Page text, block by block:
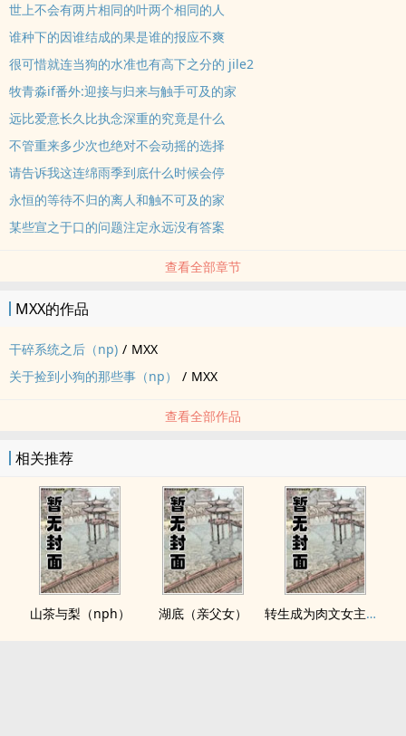
世上不会有两片相同的叶两个相同的人
谁种下的因谁结成的果是谁的报应不爽
很可惜就连当狗的水准也有高下之分的 jile2
牧青淼if番外:迎接与归来与触手可及的家
远比爱意长久比执念深重的究竟是什么
不管重来多少次也绝对不会动摇的选择
请告诉我这连绵雨季到底什么时候会停
永恒的等待不归的离人和触不可及的家
某些宣之于口的问题注定永远没有答案
查看全部章节
MXX的作品
干碎系统之后（np) / MXX
关于捡到小狗的那些事（np）
/ MXX
查看全部作品
相关推荐
山茶与梨（nph） 湖底（亲父女） 转生成为肉文女主的女儿后（星际nph）